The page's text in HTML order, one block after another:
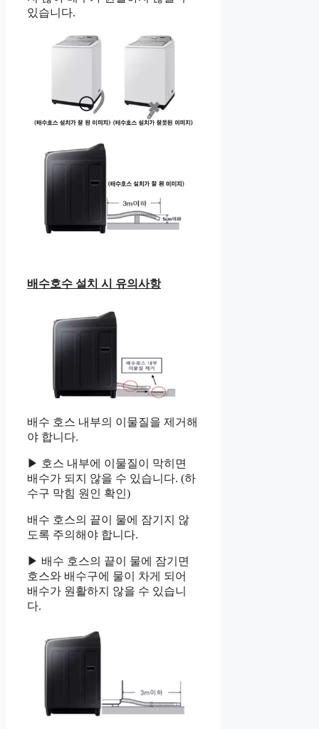
있습니다.
배수호수 설치 시 유의사항
배수 호스 내부의 이물질을 제거해
야 합니다.
▶ 호스 내부에 이물질이 막히면
배수가 되지 않을 수 있습니다. (하
수구 막힘 원인 확인)
배수 호스의 끝이 물에 잠기지 않
도록 주의해야 합니다.
▶ 배수 호스의 끝이 물에 잠기면
호스와 배수구에 물이 차게 되어
배수가 원활하지 않을 수 있습니
다.